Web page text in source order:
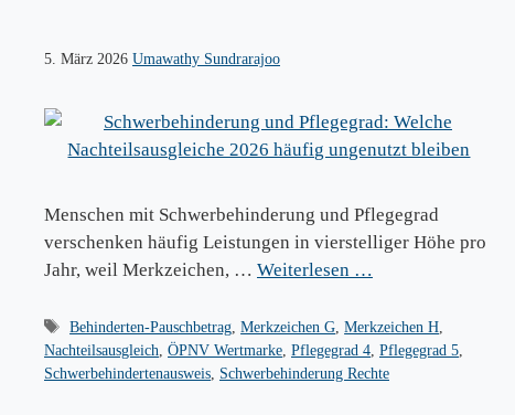
5. März 2026 Umawathy Sundrarajoo
Menschen mit Schwerbehinderung und Pflegegrad
verschenken häufig Leistungen in vierstelliger Höhe pro
Jahr, weil Merkzeichen, … Weiterlesen …
Schlagwörter
Behinderten-Pauschbetrag ,Merkzeichen G ,Merkzeichen H
Nachteilsausgleich ÖPNV Wertmarke Pflegegrad 4 Pflegegrad 5
Schwerbehindertenausweis Schwerbehinderung Rechte